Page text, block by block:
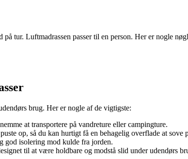
tur. Luftmadrassen passer til en person. Her er nogle
brug. Her er nogle af de vigtigste:
at transportere på vandreture eller campingture.
op, så du kan hurtigt få en behagelig overflade at sove
god isolering mod kulde fra jorden.
til at være holdbare og modstå slid under udendørs